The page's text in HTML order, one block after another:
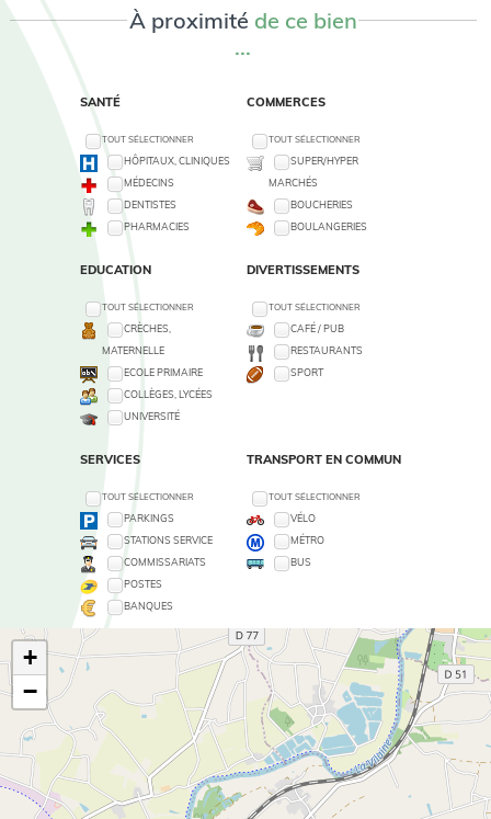
À proximité de ce bien
...
SANTÉ
TOUT SÉLECTIONNER
HÔPITAUX, CLINIQUES
MÉDECINS
DENTISTES
PHARMACIES
COMMERCES
TOUT SÉLECTIONNER
SUPER/HYPER
MARCHÉS
BOUCHERIES
BOULANGERIES
EDUCATION
TOUT SÉLECTIONNER
CRÈCHES,
MATERNELLE
ECOLE PRIMAIRE
COLLÈGES, LYCÉES
UNIVERSITÉ
DIVERTISSEMENTS
TOUT SÉLECTIONNER
CAFÉ / PUB
RESTAURANTS
SPORT
SERVICES
TOUT SÉLECTIONNER
PARKINGS
STATIONS SERVICE
COMMISSARIATS
POSTES
BANQUES
TRANSPORT EN COMMUN
TOUT SÉLECTIONNER
VÉLO
MÉTRO
BUS
+
−